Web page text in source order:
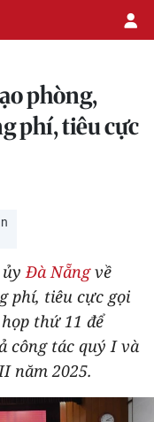
phòng,
phí, tiêu cực
ủyĐà Nẵngvề
phí, tiêu cực gọi
thứ 11 để
công tác quý I và
năm 2025.